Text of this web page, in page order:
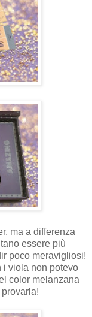
ma a differenza
essere più
poco meravigliosi!
i viola non potevo
color melanzana